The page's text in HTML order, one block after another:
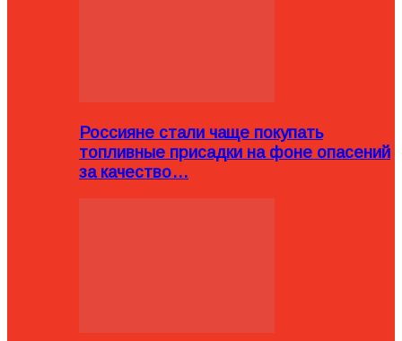
Россияне стали чаще покупать
топливные присадки на фоне опасений
за качество…